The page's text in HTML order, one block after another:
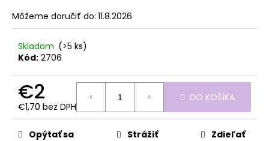
5
hviezdičiek.
Môžeme doručiť do: 11.8.2026
Skladom (>5 ks)
Kód: 2706
€2
€1,70 bez DPH
Jednotková
cena:
DO KOŠÍKA
Opýtať sa Strážiť Zdieľať
a
m
e
MILKSHAKE
COVER
MANIAC!
50ML
€29,30